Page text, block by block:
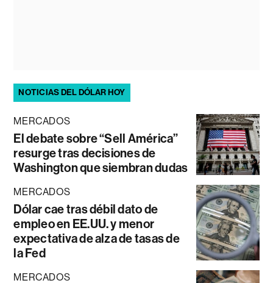
NOTICIAS DEL DÓLAR HOY
MERCADOS
El debate sobre “Sell América”
resurge tras decisiones de
Washington que siembran dudas
MERCADOS
Dólar cae tras débil dato de
empleo en EE.UU. y menor
expectativa de alza de tasas de
la Fed
MERCADOS